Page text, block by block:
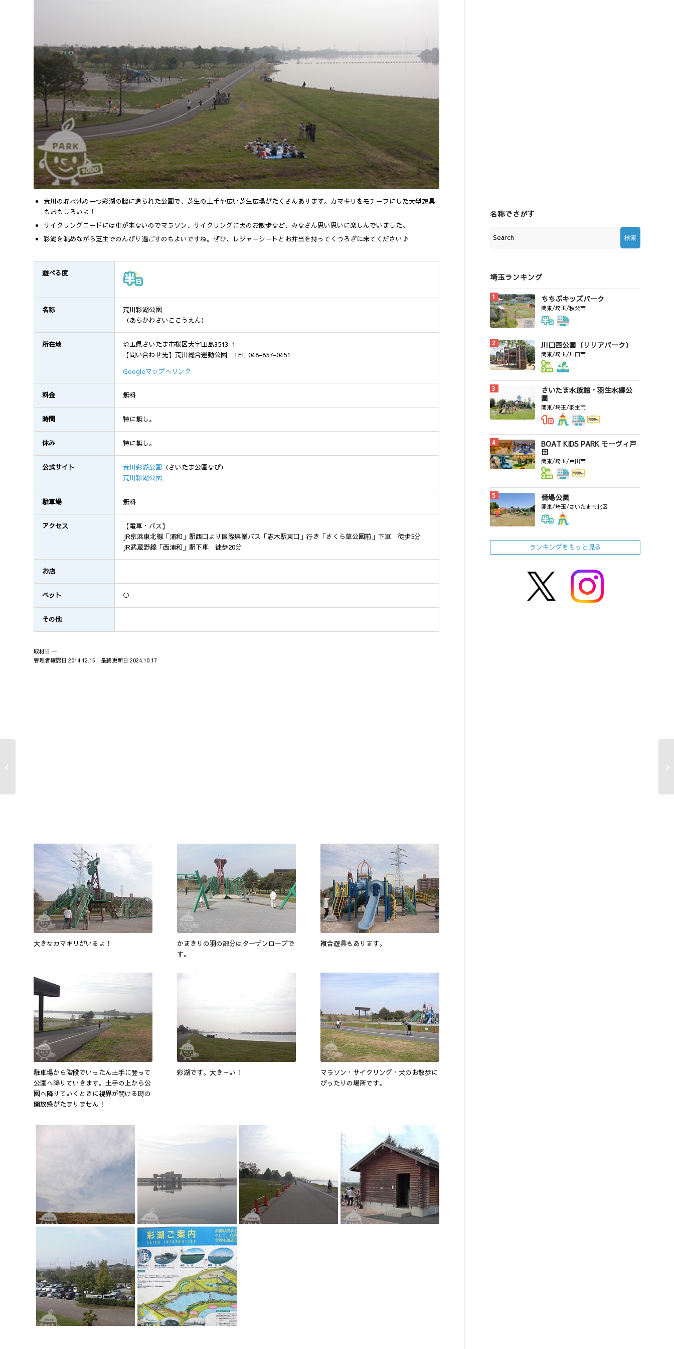
荒川の貯水池の一つ彩湖の脇に造られた公園で、芝生の土手や広い芝生広場がたくさんあります。カマキリをモチーフにした大型遊具
もおもしろいよ！
サイクリングロードには車が来ないのでマラソン、サイクリングに犬のお散歩など、みなさん思い思いに楽しんでいました。
彩湖を眺めながら芝生でのんびり過ごすのもよいですね。ぜひ、レジャーシートとお弁当を持ってくつろぎに来てください♪
遊べる度
名称
荒川彩湖公園
（あらかわさいここうえん）
所在地
埼玉県さいたま市桜区大字田島3513-1
【問い合わせ先】荒川総合運動公園 TEL 048-857-0451
Googleマップへリンク
料金 無料
時間 特に無し。
休み 特に無し。
公式サイト 荒川彩湖公園 （さいたま公園なび）
荒川彩湖公園
駐車場 無料
アクセス
【電車・バス】
JR京浜東北線「浦和」駅西口より国際興業バス「志木駅東口」行き「さくら草公園前」下車 徒歩5分
JR武蔵野線「西浦和」駅下車 徒歩20分
お店
ペット ○
その他
取材日 ー
管理者確認日 2014.12.15 最終更新日 2024.10.17
大きなカマキリがいるよ！
かまきりの羽の部分はターザンロープで
す。
複合遊具もあります。
駐車場から階段でいったん土手に登って
公園へ降りていきます。土手の上から公
園へ降りていくときに視界が開ける時の
開放感がたまりません！
彩湖です。大き～い！
マラソン・サイクリング・犬のお散歩に
ぴったりの場所です。
名称でさがす
埼玉ランキング
ちちぶキッズパーク
関東/埼玉/秩父市
川口西公園（リリアパーク）
関東/埼玉/川口市
さいたま水族館・羽生水郷公
園
関東/埼玉/羽生市
BOAT KIDS PARK モーヴィ戸
田
関東/埼玉/戸田市
番場公園
関東/埼玉/さいたま市北区
ランキングをもっと見る